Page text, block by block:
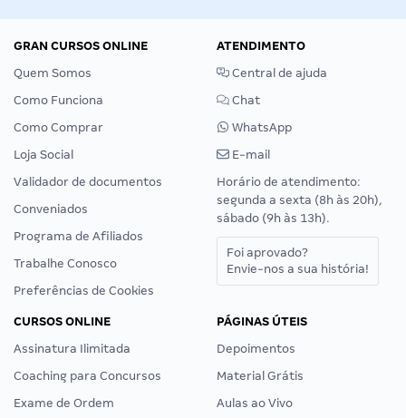
GRAN CURSOS ONLINE
Quem Somos
Como Funciona
Como Comprar
Loja Social
Validador de documentos
Conveniados
Programa de Afiliados
Trabalhe Conosco
Preferências de Cookies
ATENDIMENTO
Central de ajuda
Chat
WhatsApp
E-mail
Horário de atendimento:
segunda a sexta (8h às 20h),
sábado (9h às 13h).
Foi aprovado?
Envie-nos a sua história!
CURSOS ONLINE
Assinatura Ilimitada
Coaching para Concursos
Exame de Ordem
PÁGINAS ÚTEIS
Depoimentos
Material Grátis
Aulas ao Vivo